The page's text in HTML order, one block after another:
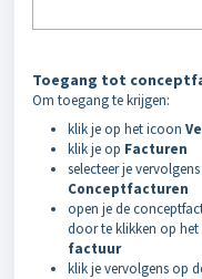
Toegang tot
Om toegang te krijgen:
klik je op het icoon
klik je op Facturen
selecteer je
Conceptfacturen
open je de
door te klikken op het
factuur
klik je vervolgens op